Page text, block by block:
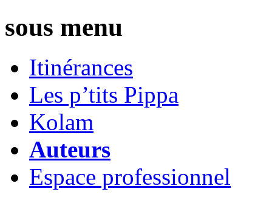
sous menu
Itinérances
Les p’tits Pippa
Kolam
Auteurs
Espace professionnel